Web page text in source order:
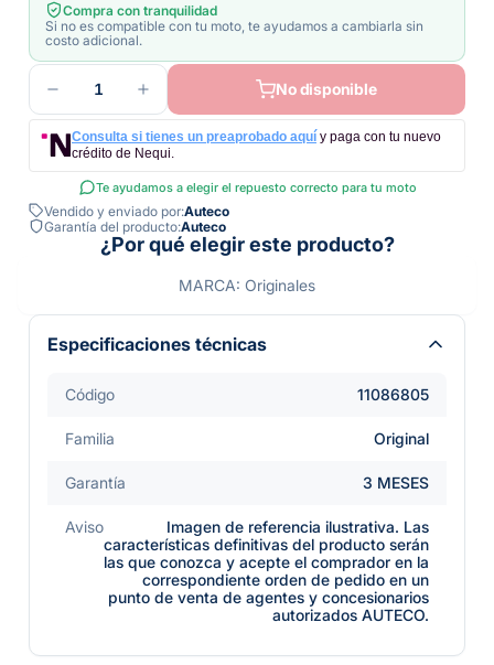
Compra con tranquilidad
Si no es compatible con tu moto, te ayudamos a cambiarla sin
costo adicional.
1 No disponible
Consulta si tienes un preaprobado aquí y paga con tu nuevo
crédito de Nequi.
Te ayudamos a elegir el repuesto correcto para tu moto
Vendido y enviado por:Auteco
Garantía del producto:Auteco
¿Por qué elegir este producto?
MARCA: Originales
Especificaciones técnicas
Código 11086805
Familia Original
Garantía 3 MESES
Aviso
Imagen de referencia ilustrativa. Las
características definitivas del producto serán
las que conozca y acepte el comprador en la
correspondiente orden de pedido en un
punto de venta de agentes y concesionarios
autorizados AUTECO.